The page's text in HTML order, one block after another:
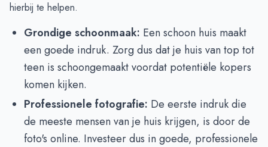
hierbij te helpen.
Grondige schoonmaak: Een schoon huis maakt
een goede indruk. Zorg dus dat je huis van top tot
teen is schoongemaakt voordat potentiële kopers
komen kijken.
Professionele fotografie: De eerste indruk die
de meeste mensen van je huis krijgen, is door de
foto's online. Investeer dus in goede, professionele